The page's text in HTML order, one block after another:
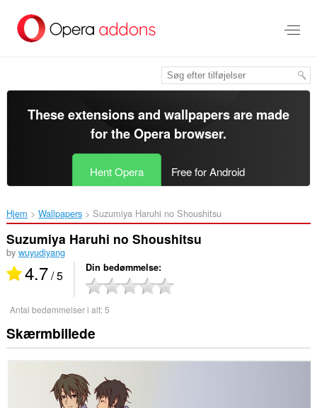
hovedindhold
These extensions and wallpapers are made
for theOpera browser.
Hent Opera Free for Android
Hjem Wallpapers Suzumiya Haruhi no Shoushitsu‎
Suzumiya Haruhi no Shoushitsu
by wuyudiyang
4.7/ 5 Din bedømmelse
Antal bedømmelser i alt:5
Skærmbillede